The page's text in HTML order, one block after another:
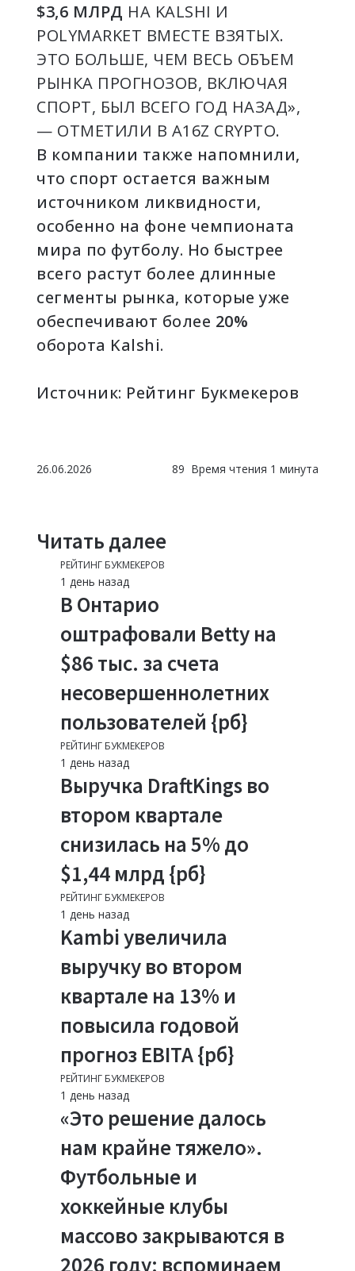
$3,6 МЛРД НА KALSHI И
POLYMARKET ВМЕСТЕ ВЗЯТЫХ.
ЭТО БОЛЬШЕ, ЧЕМ ВЕСЬ ОБЪЕМ
РЫНКА ПРОГНОЗОВ, ВКЛЮЧАЯ
СПОРТ, БЫЛ ВСЕГО ГОД НАЗАД»,
— ОТМЕТИЛИ В A16Z CRYPTO.
В компании также напомнили,
что спорт остается важным
источником ликвидности,
особенно на фоне чемпионата
мира по футболу. Но быстрее
всего растут более длинные
сегменты рынка, которые уже
обеспечивают более 20%
оборота Kalshi.
Источник: Рейтинг Букмекеров
26.06.2026 89 Время чтения 1 минута
Читать далее
РЕЙТИНГ БУКМЕКЕРОВ
1 день назад
В Онтарио
оштрафовали Betty на
$86 тыс. за счета
несовершеннолетних
пользователей {рб}
РЕЙТИНГ БУКМЕКЕРОВ
1 день назад
Выручка DraftKings во
втором квартале
снизилась на 5% до
$1,44 млрд {рб}
РЕЙТИНГ БУКМЕКЕРОВ
1 день назад
Kambi увеличила
выручку во втором
квартале на 13% и
повысила годовой
прогноз EBITA {рб}
РЕЙТИНГ БУКМЕКЕРОВ
1 день назад
«Это решение далось
нам крайне тяжело».
Футбольные и
хоккейные клубы
массово закрываются в
2026 году: вспоминаем